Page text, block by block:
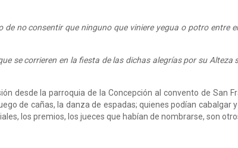
de no consentir que ninguno que viniere yegua o potro entre
se corrieren en la fiesta de las dichas alegrías por su
desde la parroquia de la Concepción al convento de San
de cañas, la danza de espadas; quienes podían
los premios, los jueces que habían de nombrarse, son